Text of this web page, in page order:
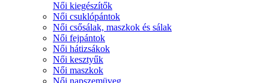
Női kiegészítők
Női csuklópántok
Női csősálak, maszkok és sálak
Női fejpántok
Női hátizsákok
Női kesztyűk
Női maszkok
Női napszemüveg